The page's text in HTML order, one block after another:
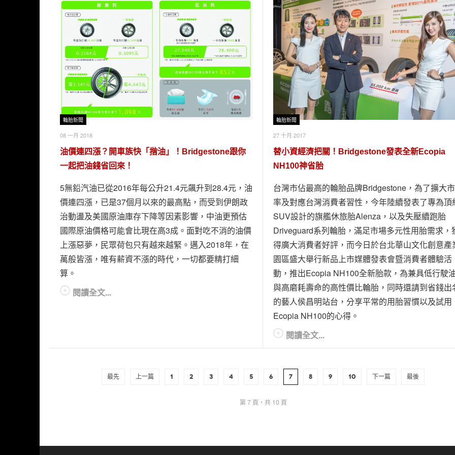
輪胎新聞
08 一月 2018
油價連四漲？開車族快「揩油」！Bridgestone跟你
一起把油錢省回來！
5無鉛汽油已從2016年每公升21.4元飆升到28.4元，油
價連四漲，已是37個月以來的最高點，而受到伊朗政
治動盪及美國原油庫存下降等因素影響，中油更預估
國際原油價格可能會比現在高3成。面對吃不消的油價
上漲惡夢，民眾荷包只有越來越緊。邁入2018年，在
萬般皆漲，唯有薪資不漲的時代，一切都要精打細
算。
閱讀全文...
輪胎新聞
27 十月 2017
替小資經濟把關！Bridgestone發表全新Ecopia
NH100神省胎
台灣市佔最高的輪胎品牌Bridgestone，為了擴大
率及對應台灣消費者習性，今年陸續發表了專為頂
SUV設計的旗艦休旅胎Alenza，以及失壓續跑胎
Driveguard系列輪胎，滿足市場多元性用胎需求，
得廣大消費者好評，而今日於台北華山文化創意產
園區盛大舉行新品上市媒體發表會暨消費者體驗活
動，推出Ecopia NH100全新胎款，為兼具低行駛
與高磨耗壽命的高性價比輪胎，同時還請到省錢出
的藝人侯昌明站台，分享平常的用胎習慣以及試用
Ecopia NH100的心得。
閱讀全文...
最先 上一篇 1 2 3 4 5 6 7 8 9 10 下一篇 最後
第 7 頁，共 10 頁